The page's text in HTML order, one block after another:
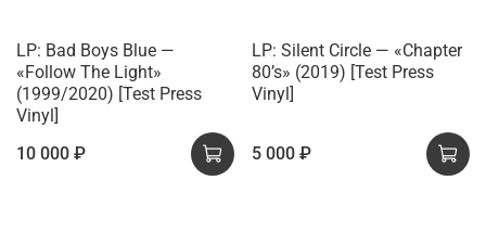
LP: Bad Boys Blue —
«Follow The Light»
(1999/2020) [Test Press
Vinyl]
10 000 ₽
LP: Silent Circle — «Chapter
80’s» (2019) [Test Press
Vinyl]
5 000 ₽